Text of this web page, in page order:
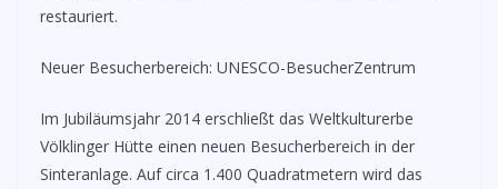
restauriert.
Neuer Besucherbereich: UNESCO-BesucherZentrum
Im Jubiläumsjahr 2014 erschließt das Weltkulturerbe
Völklinger Hütte einen neuen Besucherbereich in der
Sinteranlage. Auf circa 1.400 Quadratmetern wird das